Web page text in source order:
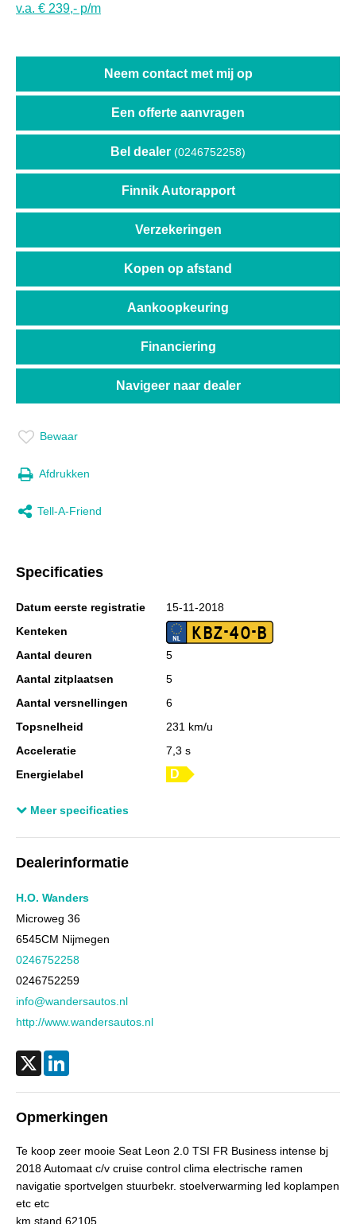
v.a. € 239,- p/m
Neem contact met mij op
Een offerte aanvragen
Bel dealer (0246752258)
Finnik Autorapport
Verzekeringen
Kopen op afstand
Aankoopkeuring
Financiering
Navigeer naar dealer
Bewaar
Afdrukken
Tell-A-Friend
Specificaties
Datum eerste registratie
15-11-2018
Kenteken
KBZ-40-B
Aantal deuren
5
Aantal zitplaatsen
5
Aantal versnellingen
6
Topsnelheid
231 km/u
Acceleratie
7,3 s
Energielabel
Cilinderinhoud
Aantal cilinders
Kleur
Motorrijtuigenbelasting
Gewicht (leeg)
Aandrijving
Max. trekgewicht
Laksoort
Metallic
BTW verrekenbaar
Nee (margeregeling)
Bijtellingspercentage
Meer specificaties
Dealerinformatie
H.O. Wanders
Microweg 36
6545CM Nijmegen
0246752258
0246752259
info@wandersautos.nl
http://www.wandersautos.nl
Opmerkingen
Te koop zeer mooie Seat Leon 2.0 TSI FR Business intense bj
2018 Automaat c/v cruise control clima electrische ramen
navigatie sportvelgen stuurbekr. stoelverwarming led koplampen
etc etc
km stand 62105